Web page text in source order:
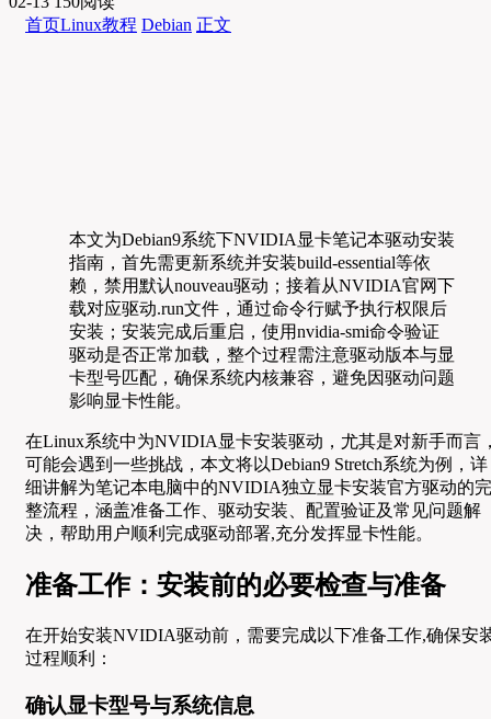
首页Linux教程 Debian 正文
本文为Debian9系统下NVIDIA显卡笔记本驱动安装
指南，首先需更新系统并安装build-essential等依
赖，禁用默认nouveau驱动；接着从NVIDIA官网下
载对应驱动.run文件，通过命令行赋予执行权限后
安装；安装完成后重启，使用nvidia-smi命令验证
驱动是否正常加载，整个过程需注意驱动版本与显
卡型号匹配，确保系统内核兼容，避免因驱动问题
影响显卡性能。
在Linux系统中为NVIDIA显卡安装驱动，尤其是对新手而言
可能会遇到一些挑战，本文将以Debian9 Stretch系统为例，详
细讲解为笔记本电脑中的NVIDIA独立显卡安装官方驱动的完
整流程，涵盖准备工作、驱动安装、配置验证及常见问题解
决，帮助用户顺利完成驱动部署,充分发挥显卡性能。
准备工作：安装前的必要检查与准备
在开始安装NVIDIA驱动前，需要完成以下准备工作,确保安
过程顺利：
确认显卡型号与系统信息